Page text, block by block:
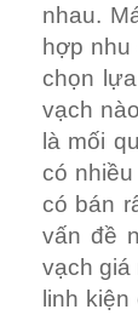
nhau.
hợp nhu
chọn
vạch
là mối
có
có bán
vấn đề
vạch giá
linh kiện